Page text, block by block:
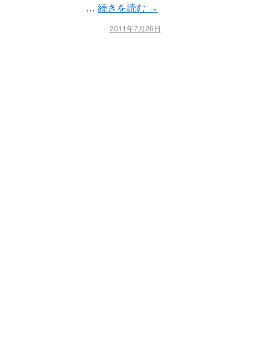
… 続きを読む →
2011年7月26日